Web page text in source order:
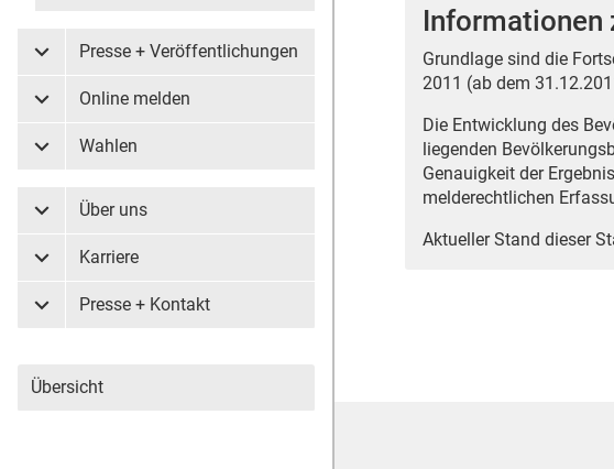
Untermenü Presse + Veröffentlichungen
Presse + Veröffentlichungen
Untermenü Online melden
Online melden
Untermenü Wahlen
Wahlen
Untermenü Über uns
Über uns
Untermenü Karriere
Karriere
Untermenü Presse + Kontakt
Presse + Kontakt
Übersicht
Informationen
Grundlage sind die
2011 (ab dem
Die Entwicklung des
liegenden
Genauigkeit der
melderechtlichen
Aktueller Stand dieser